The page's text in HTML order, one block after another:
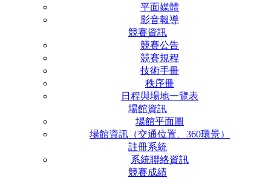
平面媒體
影音報導
競賽資訊
競賽公告
競賽規程
技術手冊
秩序冊
日程與場地一覽表
場館資訊
場館平面圖
場館資訊（交通位置、360環景）
註冊系統
系統聯絡資訊
競賽成績